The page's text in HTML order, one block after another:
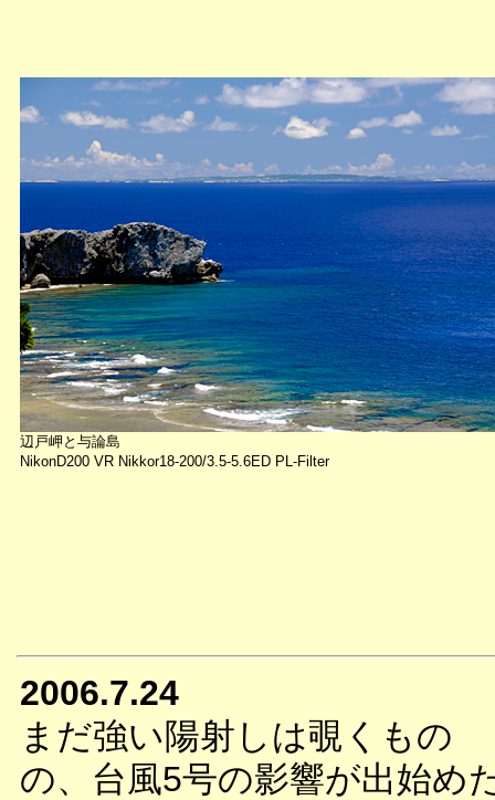
辺戸岬と与論島
NikonD200 VR Nikkor18-200/3.5-5.6ED PL-Filter
2006.7.24
まだ強い陽射しは覗くもの
の、台風5号の影響が出始め